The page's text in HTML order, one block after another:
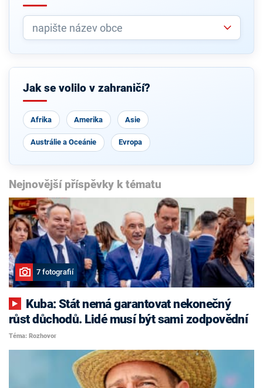
Jak se volilo v zahraničí?
Afrika Amerika Asie
Austrálie a Oceánie Evropa
Nejnovější příspěvky k tématu
7 fotografií
růst důchodů. Lidé musí být sami zodpovědní
Téma: Rozhovor